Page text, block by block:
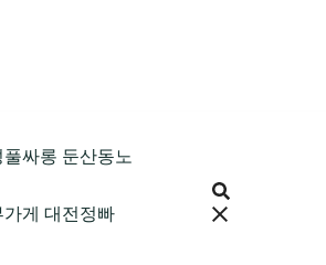
싸롱 둔산동노
게 대전정빠